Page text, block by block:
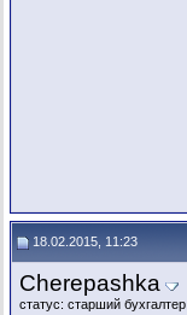
18.02.2015, 11:23
Cherepashka
статус: старший бухгалтер